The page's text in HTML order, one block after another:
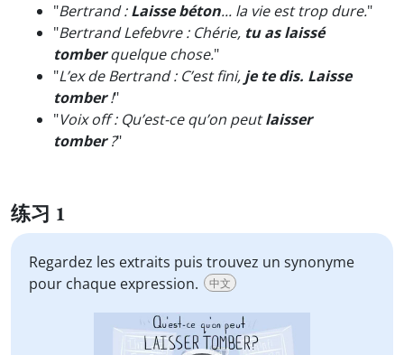
"Bertrand :Laisse béton... la vie est trop dure."
"Bertrand Lefebvre : Chérie, tu as laissé
tomberquelque chose."
"L’ex de Bertrand : C’est fini, je te dis. Laisse
tomber!"
"Voix off : Qu’est-ce qu’on peutlaisser
tomber?"
练习 1
Regardez les extraits puis trouvez un synonyme
pour chaque expression.
中文
Video
Player